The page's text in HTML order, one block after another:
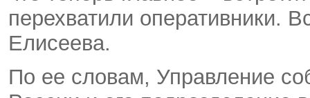
перехватили оперативники.
Елисеева.
По ее словам, Управление